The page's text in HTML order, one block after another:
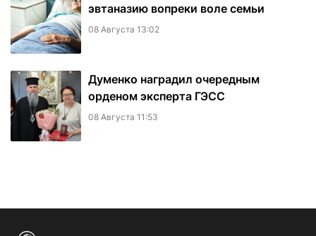
эвтаназию вопреки воле семьи
08 Августа 13:02
Думенко наградил очередным
орденом эксперта ГЭСС
08 Августа 11:53